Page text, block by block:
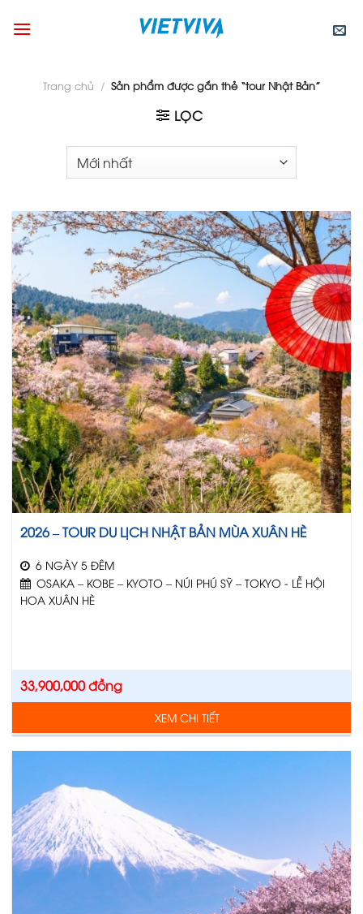
Trang chủ / Sản phẩm được gắn thẻ “tour Nhật Bản”
LỌC
2026 – TOUR DU LỊCH NHẬT BẢN MÙA XUÂN HÈ
6 NGÀY 5 ĐÊM
OSAKA – KOBE – KYOTO – NÚI PHÚ SỸ – TOKYO - LỄ HỘI
HOA XUÂN HÈ
33,900,000đồng
XEM CHI TIẾT